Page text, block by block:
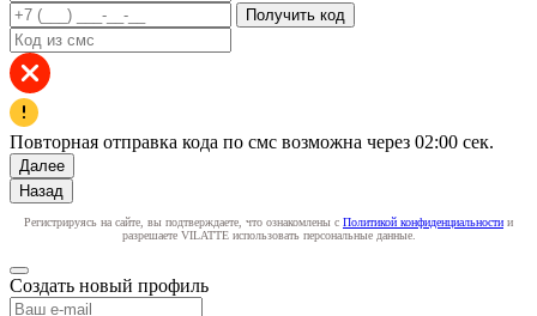
Получить код
Повторная отправка кода по смс возможна через 02:00 сек.
Далее
Назад
Регистрируясь на сайте, вы подтверждаете, что ознакомлены с Политикой конфиденциальности и
разрешаете VILATTE использовать персональные данные.
Создать новый профиль